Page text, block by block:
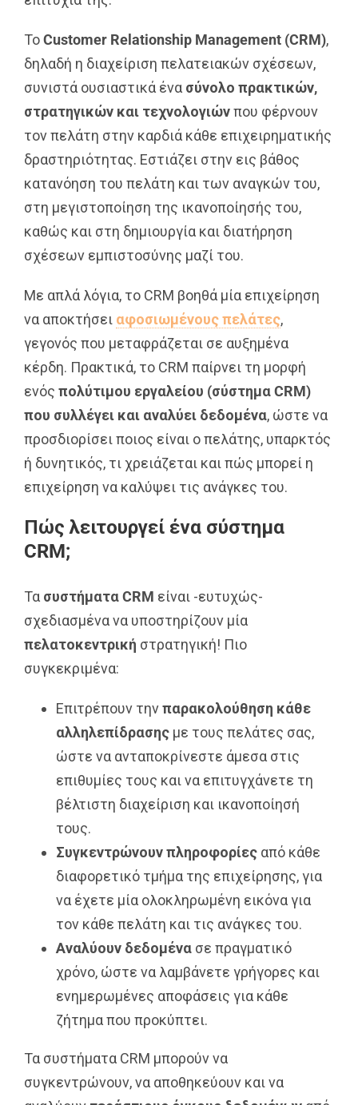
ΤοCustomer Relationship Management (CRM),
δηλαδή η διαχείριση πελατειακών σχέσεων,
συνιστά ουσιαστικά ένα σύνολο πρακτικών,
στρατηγικών και τεχνολογιώνπου φέρνουν
τον πελάτη στην καρδιά κάθε επιχειρηματικής
δραστηριότητας. Εστιάζει στην εις βάθος
κατανόηση του πελάτη και των αναγκών του,
στη μεγιστοποίηση της ικανοποίησής του,
καθώς και στη δημιουργία και διατήρηση
σχέσεων εμπιστοσύνης μαζί του.
Με απλά λόγια, το CRM βοηθά μία επιχείρηση
να αποκτήσει αφοσιωμένους πελάτες,
γεγονός που μεταφράζεται σε αυξημένα
κέρδη. Πρακτικά, το CRM παίρνει τη μορφή
ενός πολύτιμου εργαλείου (σύστημαCRM)
που συλλέγει και αναλύει δεδομένα, ώστε να
προσδιορίσει ποιος είναι ο πελάτης, υπαρκτός
ή δυνητικός, τι χρειάζεται και πώς μπορεί η
επιχείρηση να καλύψει τις ανάγκες του.
Πώς λειτουργεί ένα σύστημα
CRM;
Τα συστήματαCRM είναι -ευτυχώς-
σχεδιασμένα να υποστηρίζουν μία
πελατοκεντρική στρατηγική! Πιο
συγκεκριμένα:
Επιτρέπουν τηνπαρακολούθηση κάθε
αλληλεπίδρασης με τους πελάτες σας,
ώστε να ανταποκρίνεστε άμεσα στις
επιθυμίες τους και να επιτυγχάνετε τη
βέλτιστη διαχείριση και ικανοποίησή
τους.
Συγκεντρώνουν πληροφορίες από κάθε
διαφορετικό τμήμα της επιχείρησης, για
να έχετε μία ολοκληρωμένη εικόνα για
τον κάθε πελάτη και τις ανάγκες του.
Αναλύουν δεδομένα σε πραγματικό
χρόνο, ώστε να λαμβάνετε γρήγορες και
ενημερωμένες αποφάσεις για κάθε
ζήτημα που προκύπτει.
Τα συστήματα CRM μπορούν να
συγκεντρώνουν, να αποθηκεύουν και να